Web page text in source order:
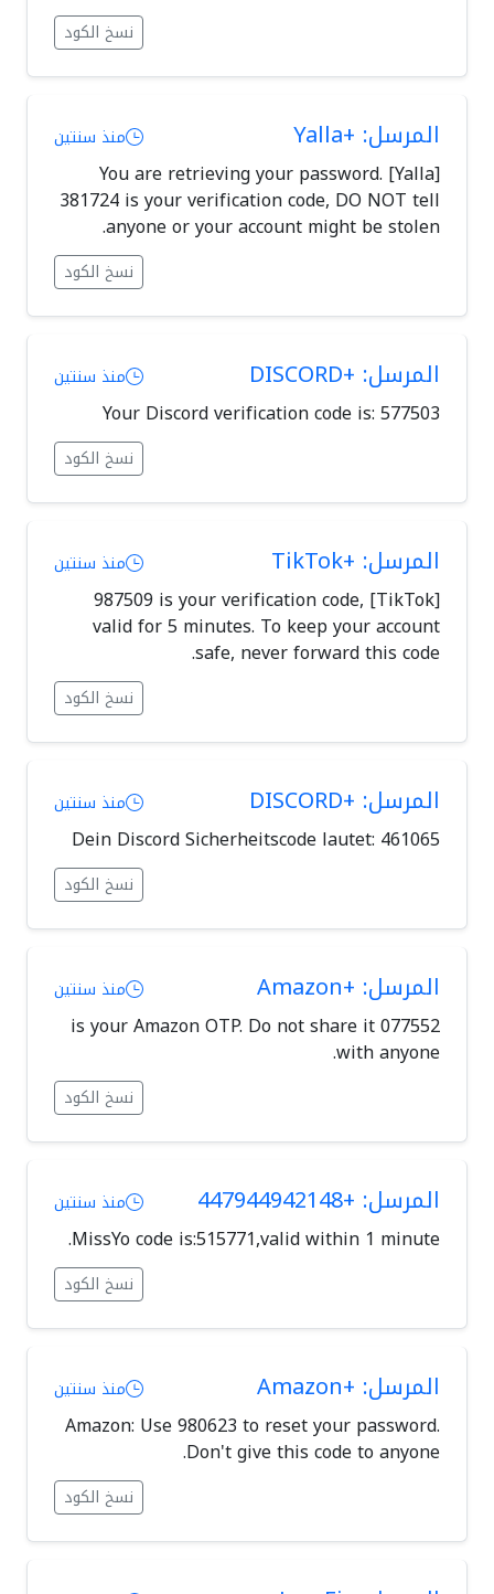
نسخ الكود
المرسل: +Yalla منذ سنتين
[Yalla] You are retrieving your password.
381724 is your verification code, DO NOT tell
anyone or your account might be stolen.
نسخ الكود
المرسل: +DISCORD منذ سنتين
Your Discord verification code is: 577503
نسخ الكود
المرسل: +TikTok منذ سنتين
[TikTok] 987509 is your verification code,
valid for 5 minutes. To keep your account
safe, never forward this code.
نسخ الكود
المرسل: +DISCORD منذ سنتين
Dein Discord Sicherheitscode lautet: 461065
نسخ الكود
المرسل: +Amazon منذ سنتين
077552 is your Amazon OTP. Do not share it
with anyone.
نسخ الكود
المرسل: +447944942148 منذ سنتين
MissYo code is:515771,valid within 1 minute.
نسخ الكود
المرسل: +Amazon منذ سنتين
Amazon: Use 980623 to reset your password.
Don't give this code to anyone.
نسخ الكود